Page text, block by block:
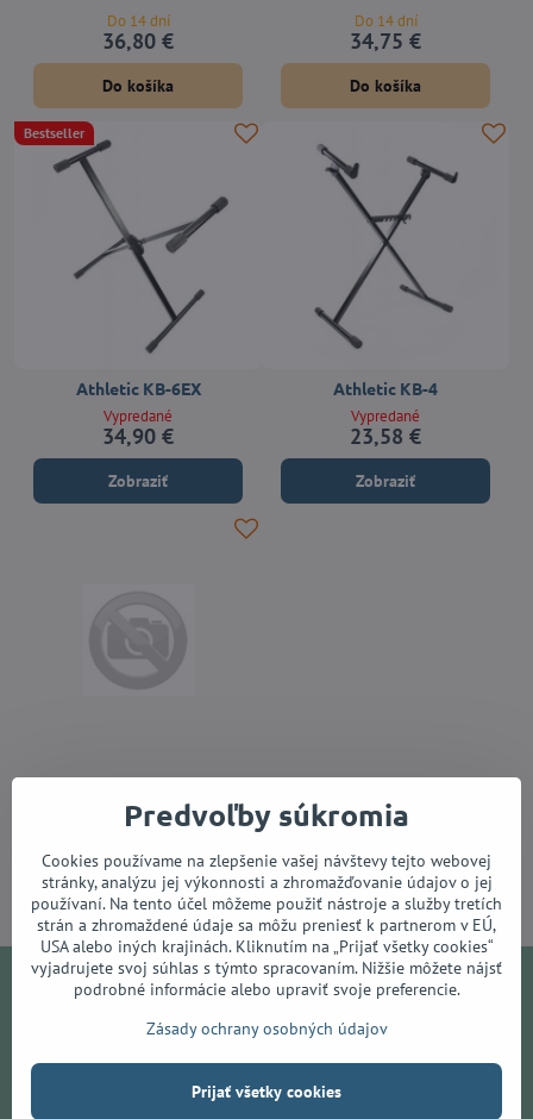
Do 14 dní
36,80 €
Do košíka
Do 14 dní
34,75 €
Do košíka
Bestseller
Athletic KB-6EX
Vypredané
34,90 €
Zobraziť
Athletic KB-4
Vypredané
23,58 €
Zobraziť
Athletic KB-6
Do 14 dní
31,90 €
Do košíka
Františkánske námestie 4, 080 01 Prešov
Predvoľby súkromia
Cookies používame na zlepšenie vašej návštevy tejto webovej
stránky, analýzu jej výkonnosti a zhromažďovanie údajov o jej
používaní. Na tento účel môžeme použiť nástroje a služby tretích
strán a zhromaždené údaje sa môžu preniesť k partnerom v EÚ,
USA alebo iných krajinách. Kliknutím na „Prijať všetky cookies“
vyjadrujete svoj súhlas s týmto spracovaním. Nižšie môžete nájsť
podrobné informácie alebo upraviť svoje preferencie.
Zásady ochrany osobných údajov
Prijať všetky cookies